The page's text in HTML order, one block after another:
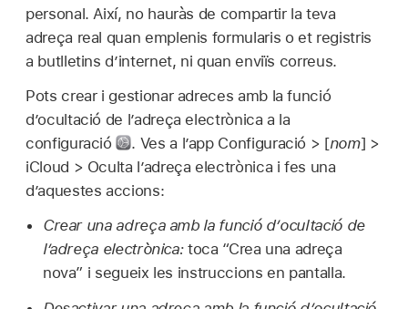
personal. Així, no hauràs de compartir la teva
adreça real quan emplenis formularis o et registris
a butlletins d’internet, ni quan enviïs correus.
Pots crear i gestionar adreces amb la funció
d’ocultació de l’adreça electrònica a la
configuració
. Ves a l’app Configuració > [nom] >
iCloud > Oculta l’adreça electrònica i fes una
d’aquestes accions:
Crear una adreça amb la funció d’ocultació de
l’adreça electrònica:toca “Crea una adreça
nova” i segueix les instruccions en pantalla.